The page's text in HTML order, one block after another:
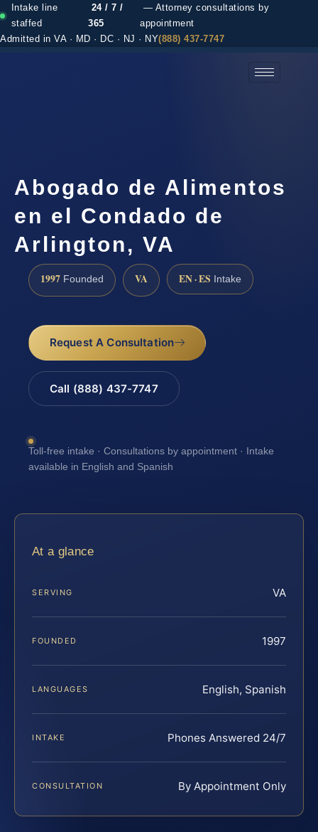
Intake line
staffed
24 / 7 /
365
— Attorney consultations by
appointment
Admitted in VA · MD · DC · NJ · NY(888) 437-7747
Abogado de Alimentos
en el Condado de
Arlington, VA
1997 Founded VA EN · ES Intake
Request A Consultation
Call (888) 437-7747
Toll-free intake · Consultations by appointment · Intake
available in English and Spanish
At a glance
SERVING VA
FOUNDED 1997
LANGUAGES English, Spanish
INTAKE Phones Answered 24/7
CONSULTATION By Appointment Only